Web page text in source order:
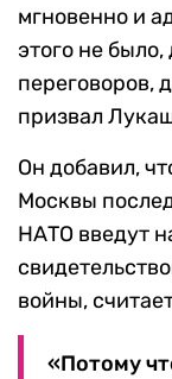
мгновенно и
этого не
переговоров,
призвал
Он добавил,
Москвы
НАТО введут
войны,
«Потому